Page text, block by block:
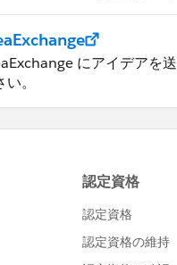
にアイデアを送
。